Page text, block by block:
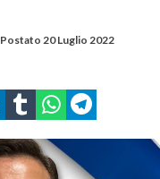
Postato 20 Luglio 2022